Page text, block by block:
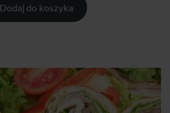
Dodaj do koszyka